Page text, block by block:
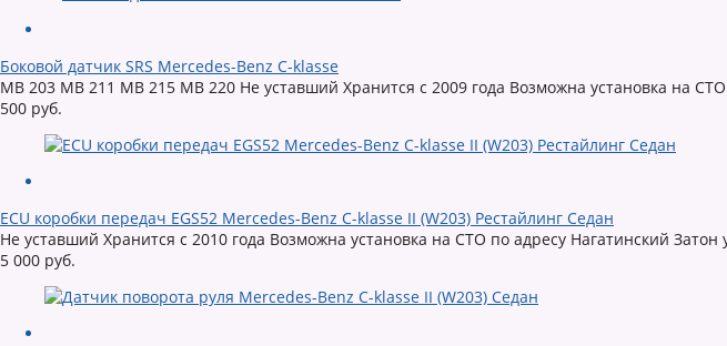
Боковой датчик SRS Mercedes-Benz C-klasse
MB 203 MB 211 MB 215 MB 220 Не уставший Хранится с 2009 года Возможна установка на
500 руб.
ECU коробки передач EGS52 Mercedes-Benz C-klasse II (W203) Рестайлинг Седан
Не уставший Хранится с 2010 года Возможна установка на СТО по адресу Нагатинский Затон
5 000 руб.